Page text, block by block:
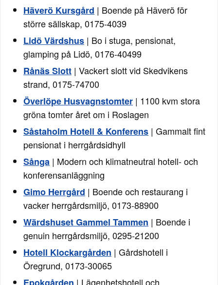
Häverö Kursgård | Boende på Häverö för
större sällskap, 0175-4039
Lidö Värdshus | Bo i stuga, pensionat,
glamping på Lidö, 0176-40499
Rånäs Slott | Vackert slott vid Skedvikens
strand, 0175-74700
Överlöpe Husvagnstomter | 1100 kvm stora
gröna tomter året om i Roslagen
Såstaholm Hotell & Konferens | Gammalt fint
pensionat i herrgårdsidhyll
Sånga | Modern och klimatneutral hotell- och
konferensanläggning
Gimo Herrgård | Boende och restaurang i
vacker herrgårdsmiljö, 0173-88900
Wärdshuset Gammel Tammen | Boende i
genuin herrgårdsmiljö, 0295-21200
Hotell Klockargården | Gårdshotell i
Öregrund, 0173-30065
| Lägenhetshotell och